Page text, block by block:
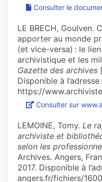
Consulter le
LE BRECH, Goulven.
appor­ter au monde
(et vice-versa) : le
archi­vis­ti­que et les
Gazette des archives
Disponible à l’adresse :
https://
Consulter sur
LEMOINE, Tomy. Le
archiviste et
selon les
Archives. Angers,
2017. Disponible à
angers.fr/fichiers/